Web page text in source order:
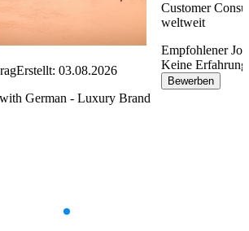
Erstellt: 03.08.2026
German - Luxury Brand
Customer
weltweit
Empfohlener Job
Keine
Bewerben